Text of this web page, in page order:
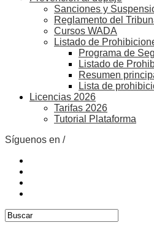
Sanciones y
Reglamento del
Cursos WADA
Listado de
Programa de
Listado de
Resumen
Lista de
Licencias 2026
Tarifas 2026
Tutorial Plataforma
Síguenos en /